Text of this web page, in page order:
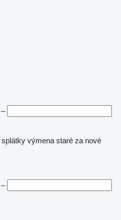
–
splátky výmena staré za nové
–